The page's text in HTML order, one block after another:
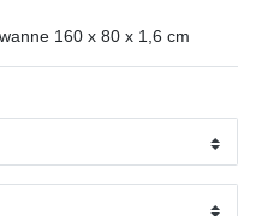
160 x 80 x 1,6 cm